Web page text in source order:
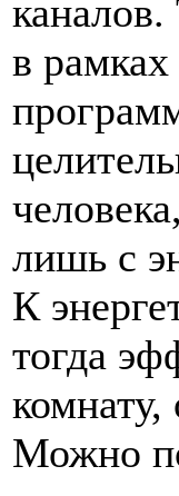
в рамках
лишь с
К
тогда
комнату,
Можно